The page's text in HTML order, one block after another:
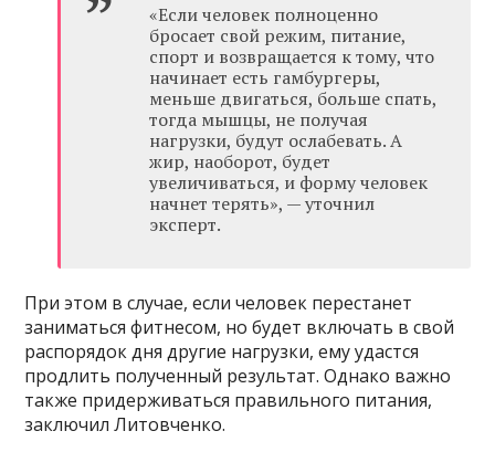
«Если человек полноценно
бросает свой режим, питание,
спорт и возвращается к тому, что
начинает есть гамбургеры,
меньше двигаться, больше спать,
тогда мышцы, не получая
нагрузки, будут ослабевать. А
жир, наоборот, будет
увеличиваться, и форму человек
начнет терять», — уточнил
эксперт.
При этом в случае, если человек перестанет
заниматься фитнесом, но будет включать в свой
распорядок дня другие нагрузки, ему удастся
продлить полученный результат. Однако важно
также придерживаться правильного питания,
заключил Литовченко.